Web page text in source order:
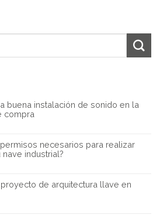
buena instalación de sonido en la
compra
necesarios para realizar
industrial?
de arquitectura llave en